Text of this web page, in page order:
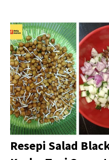
Resepi Salad